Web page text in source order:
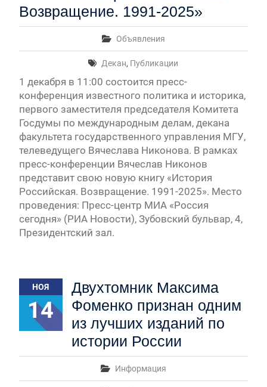
Возвращение. 1991-2025»
Объявления
Декан, Публикации
1 декабря в 11:00 состоится пресс-
конференция известного политика и историка,
первого заместителя председателя Комитета
Госдумы по международным делам, декана
факультета государственного управления МГУ,
телеведущего Вячеслава Никонова. В рамках
пресс-конференции Вячеслав Никонов
представит свою новую книгу «История
Российская. Возвращение. 1991-2025». Место
проведения: Пресс-центр МИА «Россия
сегодня» (РИА Новости), Зубовский бульвар, 4,
Президентский зал.
НОЯ
14
Двухтомник Максима
Фоменко признан одним
из лучших изданий по
истории России
Информация